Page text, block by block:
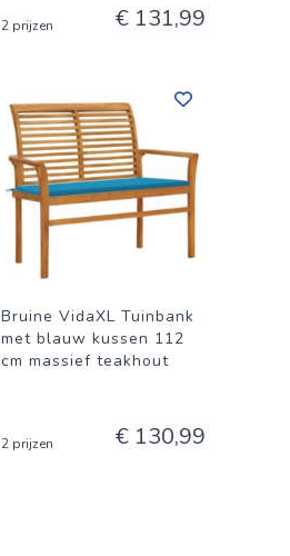
2 prijzen € 131,99
Bruine VidaXL Tuinbank
met blauw kussen 112
cm massief teakhout
2 prijzen € 130,99